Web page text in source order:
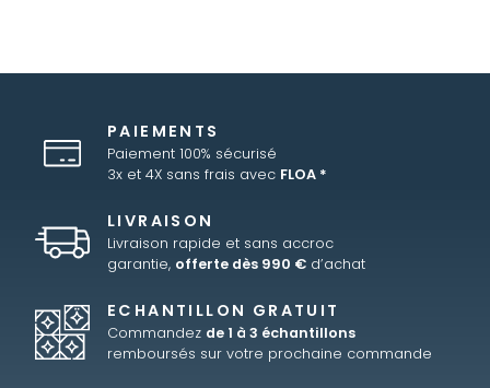
PAIEMENTS
Paiement 100% sécurisé
3x et 4X sans frais avec FLOA *
LIVRAISON
Livraison rapide et sans accroc
garantie, offerte dès 990 € d’achat
ECHANTILLON GRATUIT
Commandez de 1 à 3 échantillons
remboursés sur votre prochaine commande